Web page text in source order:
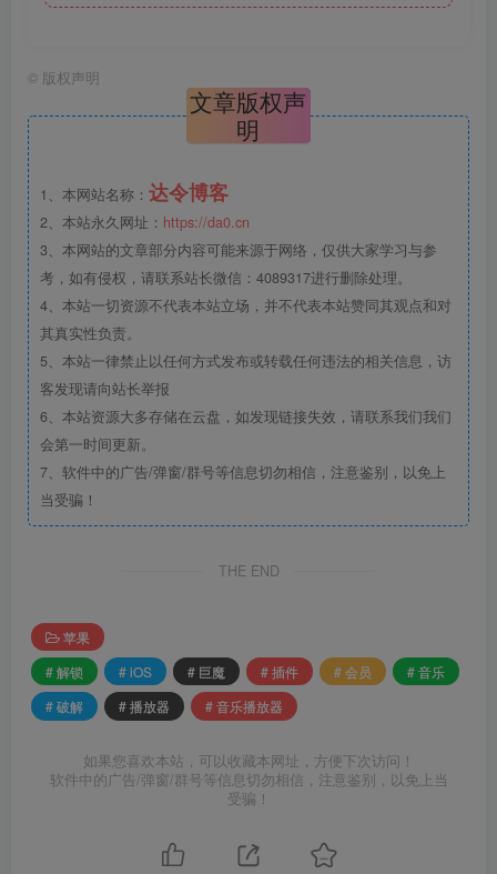
© 版权声明
文章版权声
明
1、本网站名称： 达令博客
2、本站永久网址： https://da0.cn
3、本网站的文章部分内容可能来源于网络，仅供大家学习与参
考，如有侵权，请联系站长微信：4089317进行删除处理。
4、本站一切资源不代表本站立场，并不代表本站赞同其观点和对
其真实性负责。
5、本站一律禁止以任何方式发布或转载任何违法的相关信息，访
客发现请向站长举报
6、本站资源大多存储在云盘，如发现链接失效，请联系我们我们
会第一时间更新。
7、软件中的广告/弹窗/群号等信息切勿相信，注意鉴别，以免上
当受骗！
THE END
苹果
# 解锁
# iOS # 巨魔 # 插件 # 会员
# 音乐
# 破解
# 播放器 # 音乐播放器
如果您喜欢本站，可以收藏本网址，方便下次访问！
软件中的广告/弹窗/群号等信息切勿相信，注意鉴别，以免上当
受骗！